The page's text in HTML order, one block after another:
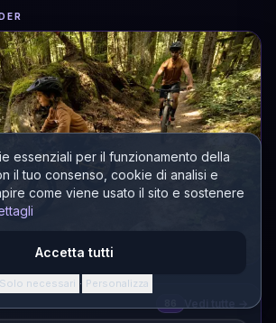
essenziali per il funzionamento della
il tuo consenso, cookie di analisi e
come viene usato il sito e sostenere
Accetta tutti
Solo necessari · Personalizza
per bambini